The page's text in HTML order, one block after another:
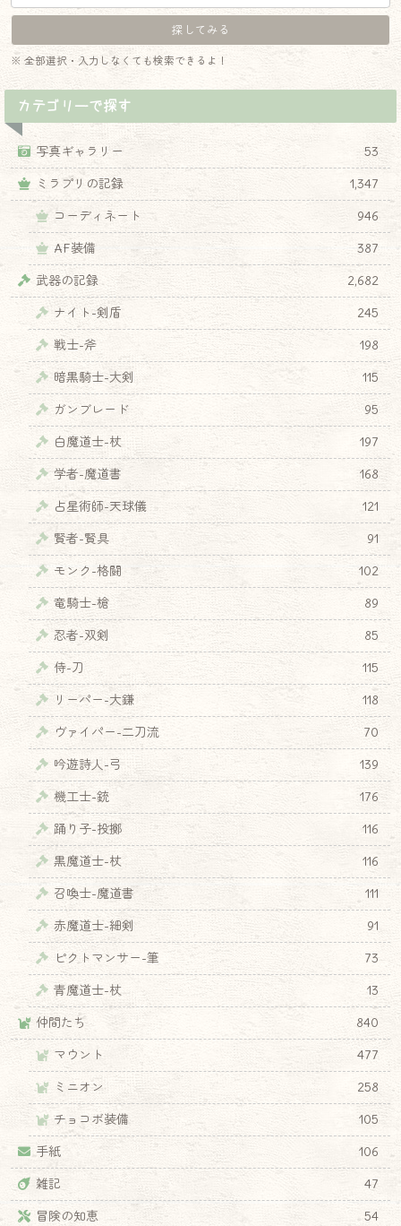
※ 全部選択・入力しなくても検索できるよ！
カテゴリーで探す
写真ギャラリー
53
ミラプリの記録
1,347
コーディネート
946
AF装備
387
武器の記録
2,682
ナイト-剣盾
245
戦士-斧
198
暗黒騎士-大剣
115
ガンブレード
95
白魔道士-杖
197
学者-魔道書
168
占星術師-天球儀
121
賢者-賢具
91
モンク-格闘
102
竜騎士-槍
89
忍者-双剣
85
侍-刀
115
リーパー-大鎌
118
ヴァイパー-二刀流
70
吟遊詩人-弓
139
機工士-銃
176
踊り子-投擲
116
黒魔道士-杖
116
召喚士-魔道書
111
赤魔道士-細剣
91
ピクトマンサー-筆
73
青魔道士-杖
13
仲間たち
840
マウント
477
ミニオン
258
チョコボ装備
105
手紙
106
雑記
47
冒険の知恵
54